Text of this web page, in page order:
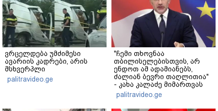
ვრცელდება უმძიმესი
ავარიის კადრები, არის
მსხვერპლი
palitravideo.ge
"ჩემი თხოვნაა
თბილისელებისთვის, არ
ენდოთ ამ ადამიანებს,
ძალიან ბევრი თაღლითია"
- კახა კალაძე მიმართვას
ავრცელებს
palitravideo.ge